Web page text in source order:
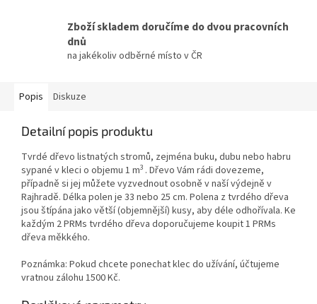
Zboží skladem doručíme do dvou pracovních
dnů
na jakékoliv odběrné místo v ČR
Popis Diskuze
Detailní popis produktu
Tvrdé dřevo listnatých stromů, zejména buku, dubu nebo habru
sypané v kleci o objemu 1 m3 . Dřevo Vám rádi dovezeme,
případně si jej můžete vyzvednout osobně v naší výdejně v
Rajhradě. Délka polen je 33 nebo 25 cm. Polena z tvrdého dřeva
jsou štípána jako větší (objemnější) kusy, aby déle odhořívala. Ke
každým 2 PRMs tvrdého dřeva doporučujeme koupit 1 PRMs
dřeva měkkého.
Poznámka: Pokud chcete ponechat klec do užívání, účtujeme
vratnou zálohu 1500 Kč.